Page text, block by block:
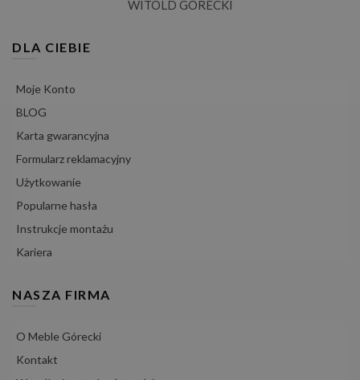
WITOLD GÓRECKI
DLA CIEBIE
Moje Konto
BLOG
Karta gwarancyjna
Formularz reklamacyjny
Użytkowanie
Popularne hasła
Instrukcje montażu
Kariera
NASZA FIRMA
O Meble Górecki
Kontakt